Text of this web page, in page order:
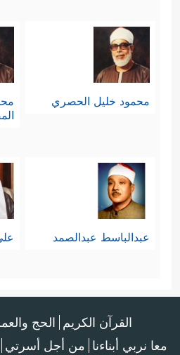
محمود خليل الحصري
عبدالباسط عبدالصمد
القرآن الكريم الحج
معا نربي أبناءنا من أجل أسرتي